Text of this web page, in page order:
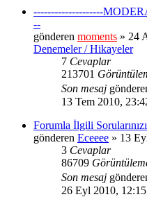
--------------------
--
gönderen moments » 24
Denemeler / Hikayeler
7 Cevaplar
213701
Son mesaj
13 Tem 2010,
Forumla İlgili
gönderen Eceeee » 13
3 Cevaplar
86709
Son mesaj
26 Eyl 2010, 12:15